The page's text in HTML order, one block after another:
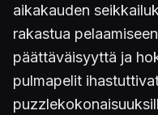
aikakauden
rakastua
päättäväisyyttä ja
pulmapelit